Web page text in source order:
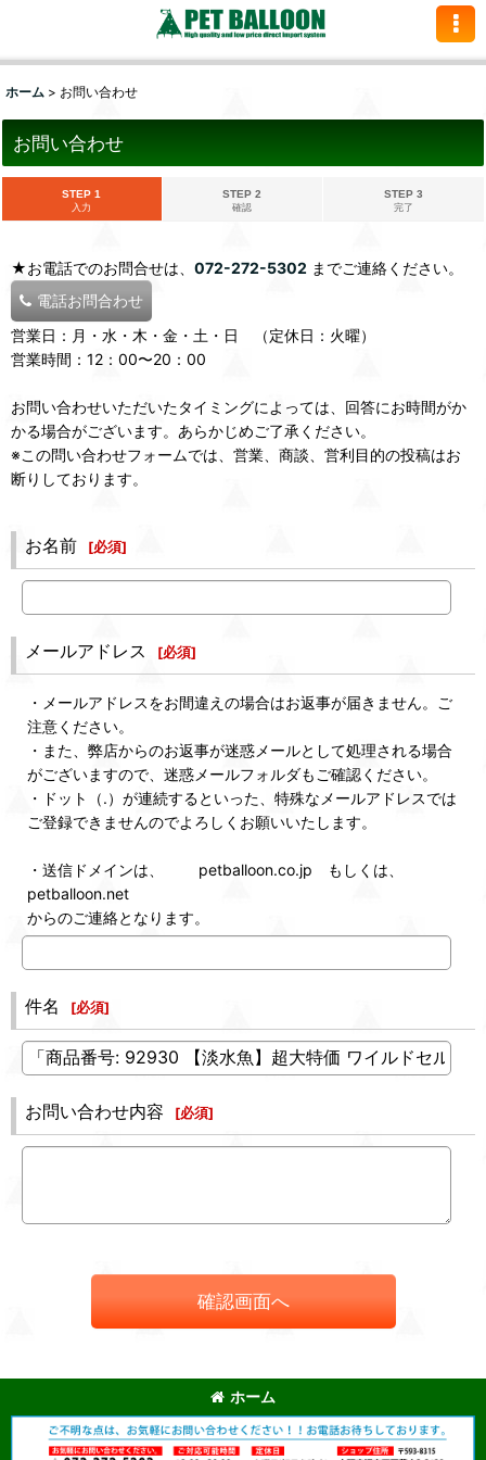
ホーム > お問い合わせ
お問い合わせ
STEP 1
入力
STEP 2
確認
STEP 3
完了
★お電話でのお問合せは、 072-272-5302 までご連絡ください。
電話お問合わせ
営業日：月・水・木・金・土・日 （定休日：火曜）
営業時間：12：00〜20：00
お問い合わせいただいたタイミングによっては、回答にお時間がか
かる場合がございます。あらかじめご了承ください。
※この問い合わせフォームでは、営業、商談、営利目的の投稿はお
断りしております。
お名前 [必須]
メールアドレス [必須]
・メールアドレスをお間違えの場合はお返事が届きません。ご
注意ください。
・また、弊店からのお返事が迷惑メールとして処理される場合
がございますので、迷惑メールフォルダもご確認ください。
・ドット（.）が連続するといった、特殊なメールアドレスでは
ご登録できませんのでよろしくお願いいたします。
・送信ドメインは、 petballoon.co.jp もしくは、
petballoon.net
からのご連絡となります。
件名 [必須]
お問い合わせ内容 [必須]
確認画面へ
ホーム